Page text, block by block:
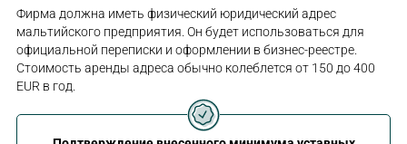
Фирма должна иметь физический юридический адрес
мальтийского предприятия. Он будет использоваться для
официальной переписки и оформлении в бизнес-реестре.
Стоимость аренды адреса обычно колеблется от 150 до 400
EUR в год.